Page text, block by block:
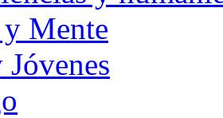
Mente